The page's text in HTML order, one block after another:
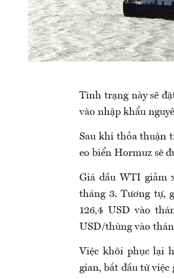
Tình trạng này sẽ
vào nhập khẩu
Sau khi thỏa thuận
eo biển Hormuz sẽ
Giá dầu WTI giảm
tháng 3. Tương tự,
126,4 USD vào
USD/thùng vào
Việc khôi phục lại
gian, bắt đầu từ